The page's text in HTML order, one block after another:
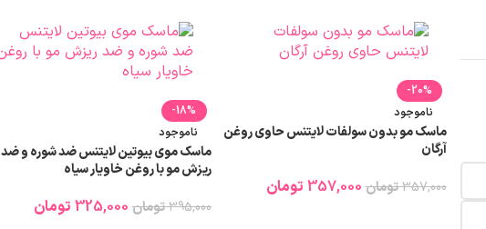
-20%
ناموجود
ماسک مو بدون سولفات لایتنس حاوی روغن
آرگان
357,000تومان 357,000 تومان
-18%
ناموجود
ماسک موی بیوتین لایتنس ضد شوره و ضد
ریزش مو با روغن خاویار سیاه
395,000تومان 325,000 تومان